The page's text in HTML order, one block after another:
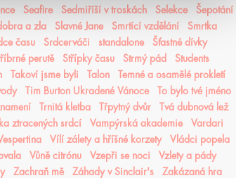
Seafire Sedmiříší v troskách Selekce
Šepotání
a zla Slavné Jane Smrtící vzdělání
Smrtka
času Srdcerváči standalone
Šťastné dívky
perutě Střípky času Strmý pád
Students
Takoví jsme byli Talon
Temné a osamělé prokletí
Tim Burton Ukradené Vánoce
To bylo tvé jméno
Trnitá kletba Třpytný dvůr
Tvá dubnová lež
ztracených srdcí Vampýrská akademie
Vardari
Vílí zálety a hříšné korzety
Vládci popela
Vůně citrónu Vzepři se noci
Vzlety a pády
Zachraň mě Záhady v Sinclair's
Zakázaná hra